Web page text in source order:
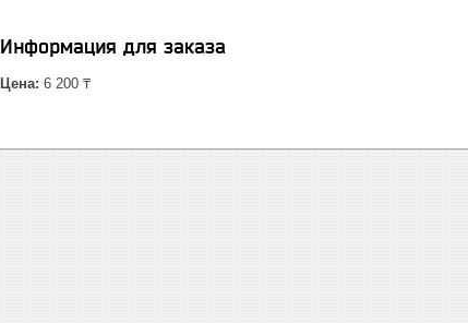
Информация для заказа
Цена: 6 200 ₸